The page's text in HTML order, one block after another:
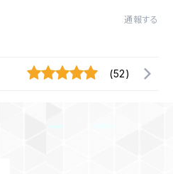
通報する
(52)